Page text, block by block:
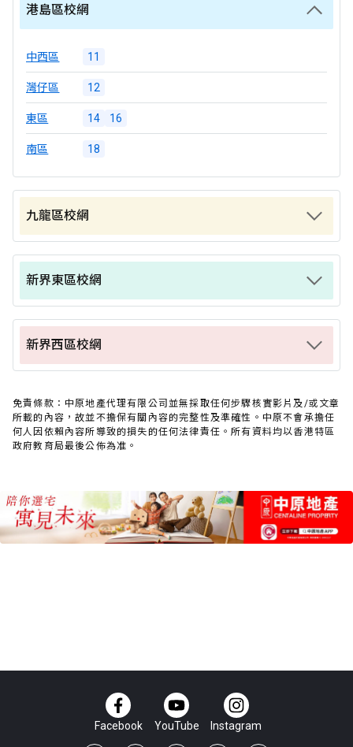
港島區校網
中西區 11
灣仔區 12
東區 14 16
南區 18
九龍區校網
新界東區校網
新界西區校網
免責條款：中原地產代理有限公司並無採取任何步驟核實影片及/或文章
所載的內容，故並不擔保有關內容的完整性及準確性。中原不會承擔任
何人因依賴內容所導致的損失的任何法律責任。所有資料均以香港特區
政府教育局最後公佈為准。
Facebook YouTube Instagram